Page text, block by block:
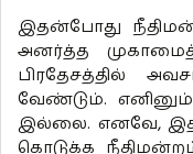
இதன்போது
அனர்த்த
பிரதேசத்தில்
வேண்டும்.
இல்லை. எனவே,
கொடுக்க